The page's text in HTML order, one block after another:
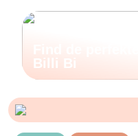
Billi Bi